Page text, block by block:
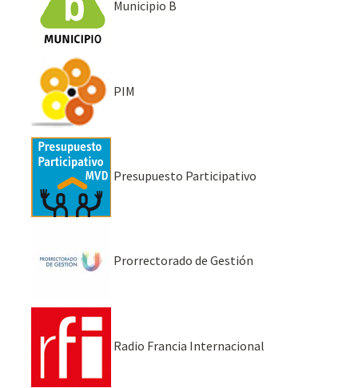
Municipio B
PIM
Presupuesto Participativo
Prorrectorado de Gestión
Radio Francia Internacional